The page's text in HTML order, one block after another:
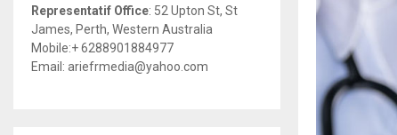
Representatif Office: 52 Upton St, St
James, Perth, Western Australia
Mobile:+ 6288901884977
Email: ariefrmedia@yahoo.com